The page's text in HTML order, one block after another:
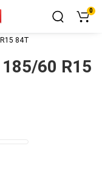
0
84T
60 R15